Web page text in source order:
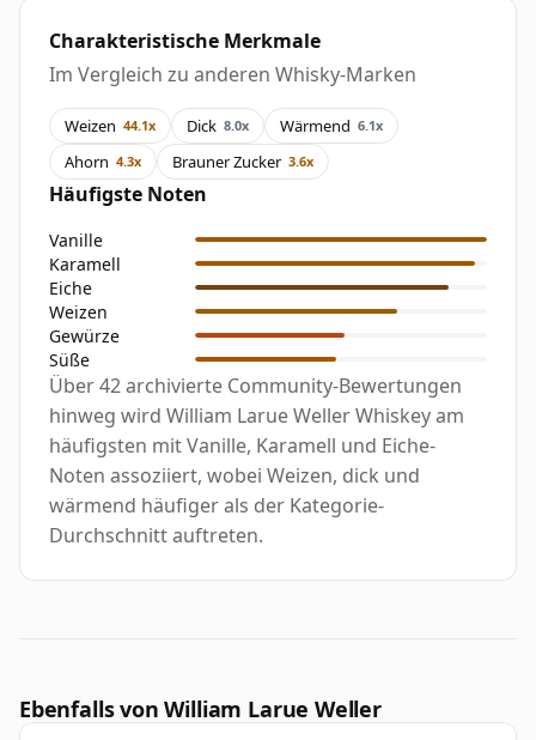
Charakteristische Merkmale
Im Vergleich zu anderen Whisky-Marken
Weizen 44.1x Dick 8.0x Wärmend 6.1x
Ahorn 4.3x Brauner Zucker 3.6x
Häufigste Noten
Vanille
Karamell
Eiche
Weizen
Gewürze
Süße
Über 42 archivierte Community-Bewertungen
hinweg wird William Larue Weller Whiskey am
häufigsten mit Vanille, Karamell und Eiche-
Noten assoziiert, wobei Weizen, dick und
wärmend häufiger als der Kategorie-
Durchschnitt auftreten.
Ebenfalls von William Larue Weller